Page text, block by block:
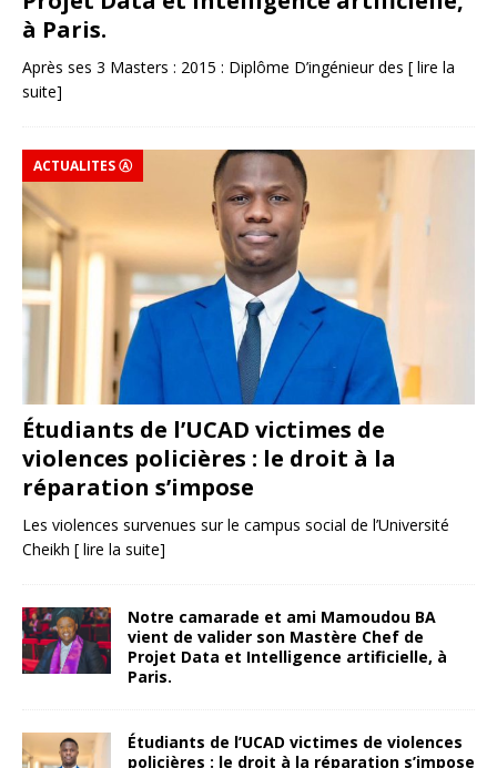
à Paris.
Après ses 3 Masters : 2015 : Diplôme D’ingénieur des [ lire la
suite]
ACTUALITES Ⓐ
Étudiants de l’UCAD victimes de
violences policières : le droit à la
réparation s’impose
Les violences survenues sur le campus social de l’Université
Cheikh [ lire la suite]
Notre camarade et ami Mamoudou BA
vient de valider son Mastère Chef de
Projet Data et Intelligence artificielle, à
Paris.
Étudiants de l’UCAD victimes de violences
policières : le droit à la réparation s’impose